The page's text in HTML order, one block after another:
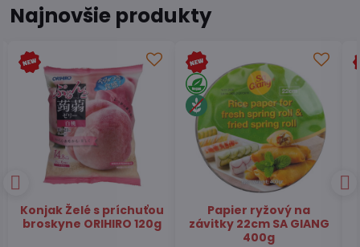
Najnovšie produkty
Čaj Matcha Yuzu
TSUBOICHI 5x10g
Čaj zelený pražený
Hojicha latte TSUBOICHI
100g